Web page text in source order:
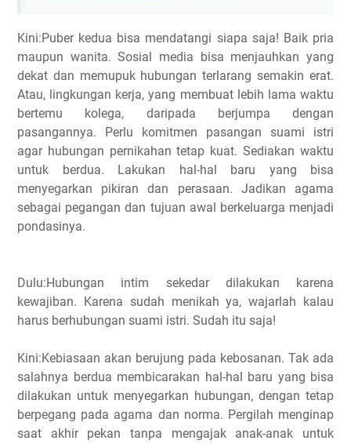
Kini:Puber kedua bisa mendatangi siapa saja! Baik pria
maupun wanita. Sosial media bisa menjauhkan yang
dekat dan memupuk hubungan terlarang semakin erat.
Atau, lingkungan kerja, yang membuat lebih lama waktu
bertemu kolega, daripada berjumpa dengan
pasangannya. Perlu komitmen pasangan suami istri
agar hubungan pernikahan tetap kuat. Sediakan waktu
untuk berdua. Lakukan hal-hal baru yang bisa
menyegarkan pikiran dan perasaan. Jadikan agama
sebagai pegangan dan tujuan awal berkeluarga menjadi
pondasinya.
Dulu:Hubungan intim sekedar dilakukan karena
kewajiban. Karena sudah menikah ya, wajarlah kalau
harus berhubungan suami istri. Sudah itu saja!
Kini:Kebiasaan akan berujung pada kebosanan. Tak ada
salahnya berdua membicarakan hal-hal baru yang bisa
dilakukan untuk menyegarkan hubungan, dengan tetap
berpegang pada agama dan norma. Pergilah menginap
saat akhir pekan tanpa mengajak anak-anak untuk